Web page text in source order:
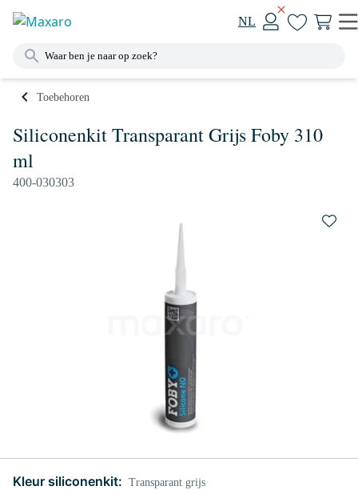
NL
Toebehoren
Siliconenkit Transparant Grijs Foby 310
ml
400-030303
Kleur siliconenkit: Transparant grijs